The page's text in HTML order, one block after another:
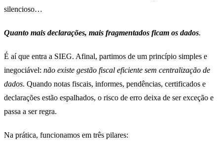
silencioso…
Quanto mais declarações, mais fragmentados ficam os dados.
É aí que entra a SIEG. Afinal, partimos de um princípio simples e
inegociável: não existe gestão fiscal eficiente sem centralização de
dados. Quando notas fiscais, informes, pendências, certificados e
declarações estão espalhados, o risco de erro deixa de ser exceção e
passa a ser regra.
Na prática, funcionamos em três pilares: